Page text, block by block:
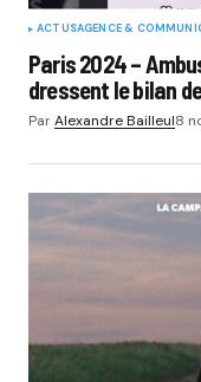
ACTUSAGENCE &
Paris 2024 –
dressent le bilan
ParAlexandre Bailleul8